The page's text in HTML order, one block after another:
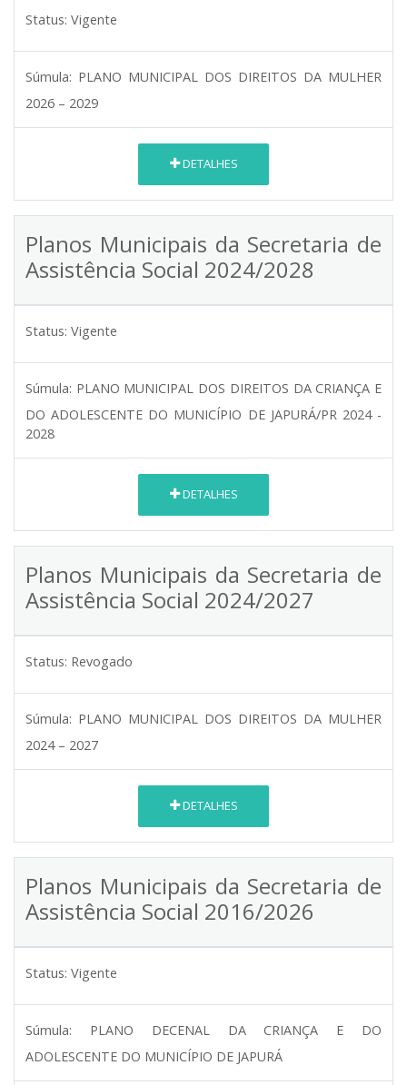
Status: Vigente
Súmula: PLANO MUNICIPAL DOS DIREITOS DA MULHER
2026 – 2029
DETALHES
Planos Municipais da Secretaria de
Assistência Social 2024/2028
Status: Vigente
Súmula: PLANO MUNICIPAL DOS DIREITOS DA CRIANÇA E
DO ADOLESCENTE DO MUNICÍPIO DE JAPURÁ/PR 2024 -
2028
DETALHES
Planos Municipais da Secretaria de
Assistência Social 2024/2027
Status: Revogado
Súmula: PLANO MUNICIPAL DOS DIREITOS DA MULHER
2024 – 2027
DETALHES
Planos Municipais da Secretaria de
Assistência Social 2016/2026
Status: Vigente
Súmula:
PLANO DECENAL DA CRIANÇA E DO
ADOLESCENTE DO MUNICÍPIO DE JAPURÁ